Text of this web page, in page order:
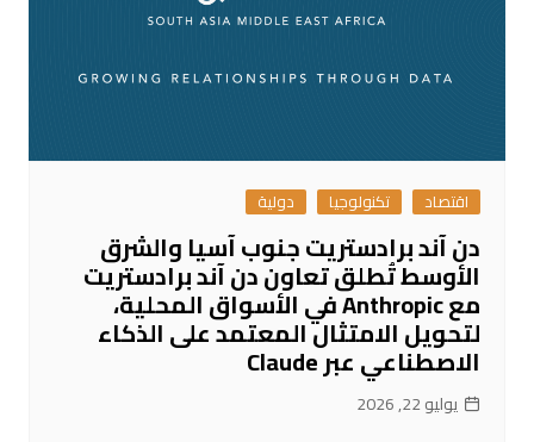
اقتصاد تكنولوجيا دولية
دن آند برادستريت جنوب آسيا والشرق
الأوسط تُطلق تعاون دن آند برادستريت
مع Anthropic في الأسواق المحلية،
لتحويل الامتثال المعتمد على الذكاء
الاصطناعي عبر Claude
يوليو 22, 2026